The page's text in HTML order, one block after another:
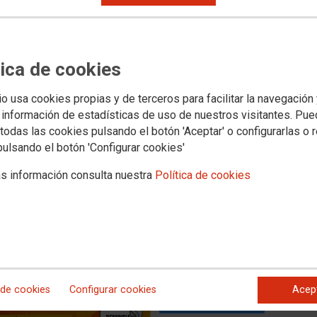
de cookies
usa cookies propias y de terceros para facilitar la navegación
de estadísticas de uso de nuestros visitantes.
las cookies pulsando el botón 'Aceptar' o configurarlas o
el botón 'Configurar cookies'
información consulta nuestra Política de cookies
cookies Configurar cookies
EL JUZGADO AL
DE ARAGÓN
A LAS ALTAS
CENTROS EDUCATIVOS
firme ante la vía judicial tras años de ofensiva sindical y el
de la Inspección de Trabajo por parte de la
la salud de todo el personal de los centros educativos y del